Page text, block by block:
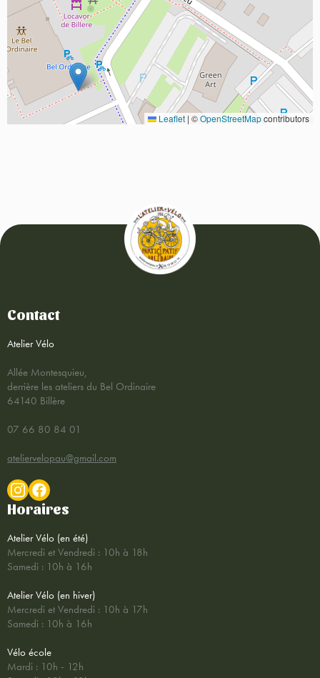
Leaflet | ©OpenStreetMapcontributors
Contact
Atelier Vélo
Allée Montesquieu,
derrière les ateliers du Bel Ordinaire
64140 Billère
07 66 80 84 01
ateliervelopau@gmail.com
Horaires
Atelier Vélo (en été)
Mercredi et Vendredi : 10h à 18h
Samedi : 10h à 16h
Atelier Vélo (en hiver)
Mercredi et Vendredi : 10h à 17h
Samedi : 10h à 16h
Vélo école
Mardi : 10h - 12h